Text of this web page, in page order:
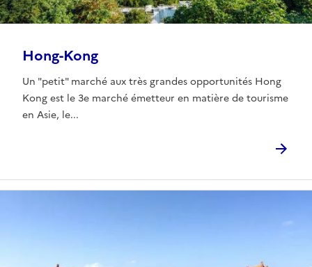
Hong-Kong
Un "petit" marché aux très grandes opportunités Hong
Kong est le 3e marché émetteur en matière de tourisme
en Asie, le...